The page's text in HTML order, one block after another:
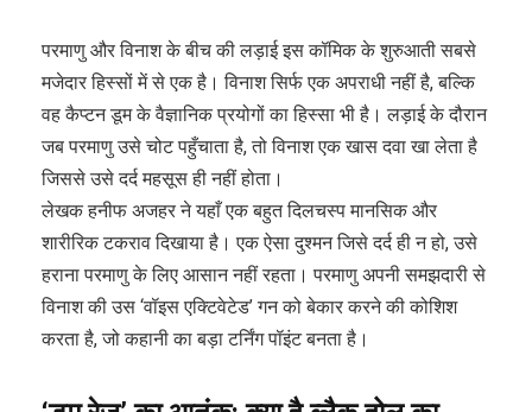
परमाणु और विनाश के बीच की लड़ाई इस कॉमिक के शुरुआती सबसे
मजेदार हिस्सों में से एक है। विनाश सिर्फ एक अपराधी नहीं है, बल्कि
वह कैप्टन डूम के वैज्ञानिक प्रयोगों का हिस्सा भी है। लड़ाई के दौरान
जब परमाणु उसे चोट पहुँचाता है, तो विनाश एक खास दवा खा लेता है
जिससे उसे दर्द महसूस ही नहीं होता।
लेखक हनीफ अजहर ने यहाँ एक बहुत दिलचस्प मानसिक और
शारीरिक टकराव दिखाया है। एक ऐसा दुश्मन जिसे दर्द ही न हो, उसे
हराना परमाणु के लिए आसान नहीं रहता। परमाणु अपनी समझदारी से
विनाश की उस ‘वॉइस एक्टिवेटेड’ गन को बेकार करने की कोशिश
करता है, जो कहानी का बड़ा टर्निंग पॉइंट बनता है।